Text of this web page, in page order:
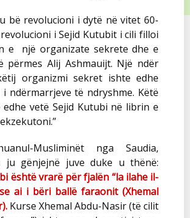
bë revolucioni i dytë në vitet 60-
i Sejid Kutubit i cili filloi
e një organizate sekrete dhe e
përmes Alij Ashmauijt. Një ndër
organizmi sekret ishte edhe
ndërmarrjeve të ndryshme. Këtë
vetë Sejid Kutubi në librin e
Musliminët nga Saudia,
ju gënjejnë juve duke u thënë:
është vrarë për fjalën “la ilahe il-
ai i bëri ballë faraonit (Xhemal
Kurse Xhemal Abdu-Nasir (të cilit